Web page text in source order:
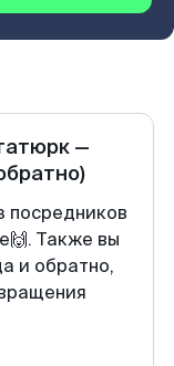
—
посредников
Также вы
и обратно,